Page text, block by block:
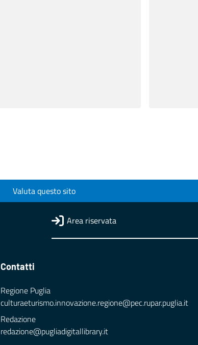
Valuta questo sito
Area riservata
Contatti
Regione Puglia
culturaeturismo.innovazione.regione@pec.rupar.puglia.it
Redazione
redazione@pugliadigitallibrary.it